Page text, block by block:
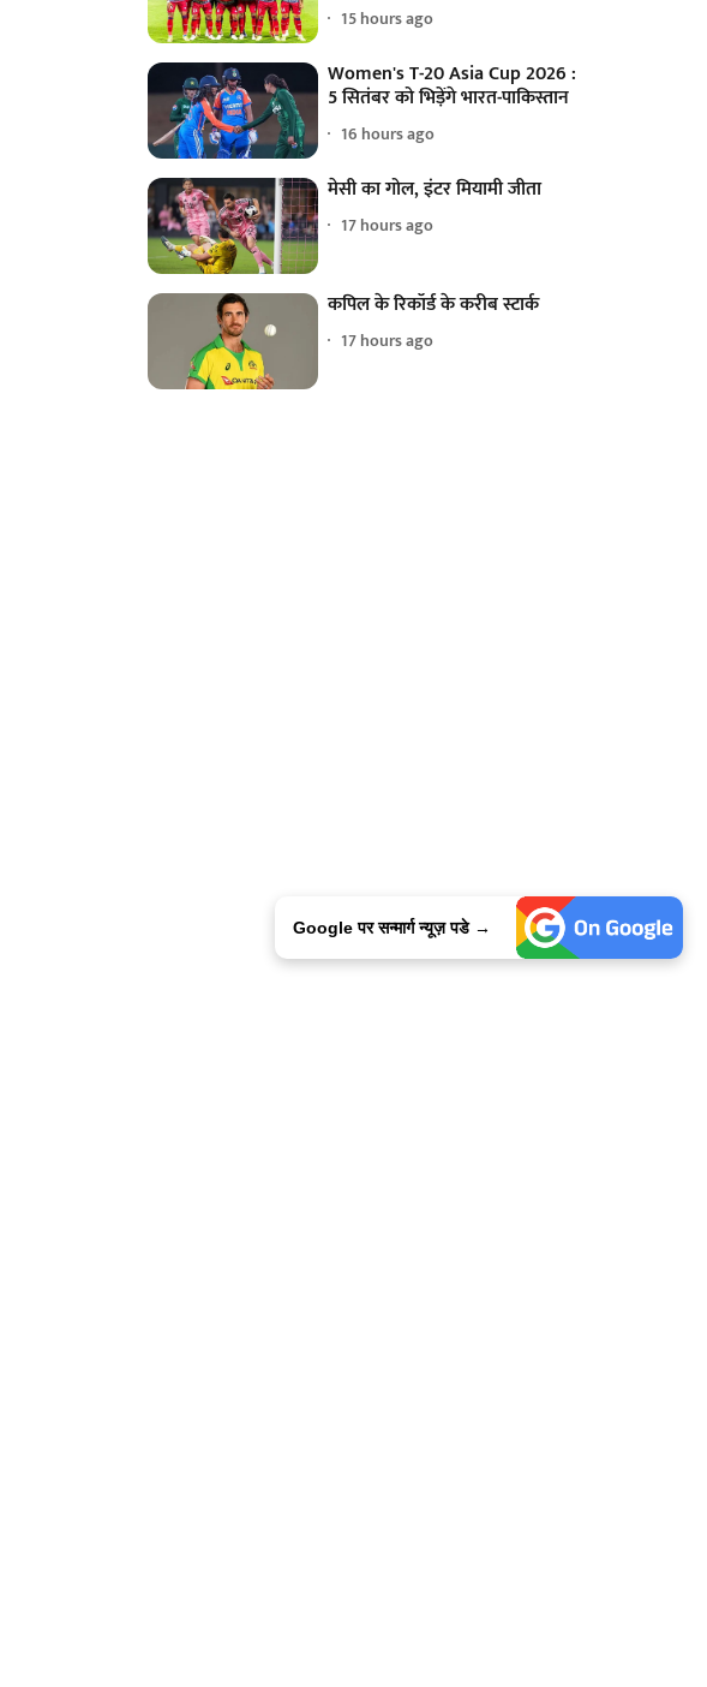
15 hours ago
Women's T-20 Asia Cup 2026 :
5 सितंबर को भिड़ेंगे भारत-पाकिस्तान
16 hours ago
मेसी का गोल, इंटर मियामी जीता
17 hours ago
कपिल के रिकॉर्ड के करीब स्टार्क
17 hours ago
Google पर सन्मार्ग न्यूज़ पडे →